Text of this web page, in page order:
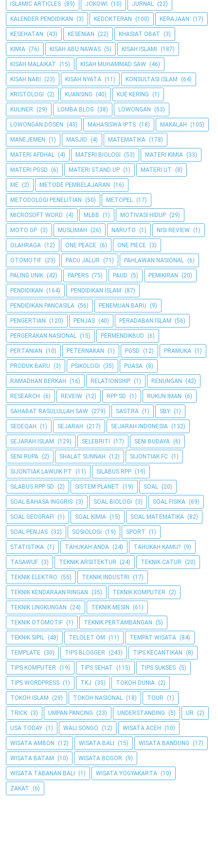
ISLAMIC ARTICLES (89) JOKOWI (10) JURNAL (22)
KALENDER PENDIDIKAN (3) KEDOKTERAN (100) KERAJAAN (17)
KESEHATAN (43) KESENIAN (22) KHASIAT OBAT (3)
KIMIA (76) KISAH ABU NAWAS (5) KISAH ISLAMI (187)
KISAH MALAIKAT (15) KISAH MUHAMMAD SAW (46)
KISAH NABI (23) KISAH NYATA (11) KONSULTASI ISLAM (64)
KRISTOLOGI (2) KUANSING (40) KUE KERING (1)
KULINER (29) LOMBA BLOG (38) LOWONGAN (53)
LOWONGAN DOSEN (43) MAHASISWA IPTS (18) MAKALAH (105)
MANEJEMEN (1) MASJID (4) MATEMATIKA (178)
MATERI AFDHAL (4) MATERI BIOLOGI (53) MATERI KIMIA (33)
MATERI PGSD (6) MATERI STAND UP (1) MATERI UT (8)
ME (2) METODE PEMBELAJARAN (16)
METODOLOGI PENELITIAN (50) METOPEL (17)
MICROSOFT WORD (4) MLBB (1) MOTIVASI HIDUP (29)
MOTO GP (3) MUSLIMAH (26) NARUTO (1) NISI REVIEW (1)
OLAHRAGA (12) ONE PEACE (6) ONE PIECE (3)
OTOMOTIF (23) PACU JALUR (71) PAHLAWAN NASIONAL (6)
PALING UNIK (42) PAPERS (75) PAUD (5) PEMIKIRAN (20)
PENDIDIKAN (164) PENDIDIKAN ISLAM (87)
PENDIDIKAN PANCASILA (56) PENEMUAN BARU (9)
PENGERTIAN (120) PENJAS (40) PERADABAN ISLAM (56)
PERGERAKAN NASIONAL (15) PERMENDIKBUD (6)
PERTANIAN (10) PETERNAKAN (1) PGSD (12) PRAMUKA (1)
PRODUK BARU (3) PSIKOLOGI (35) PUASA (8)
RAMADHAN BERKAH (16) RELATIONSHIP (1) RENUNGAN (42)
RESEARCH (6) REVEIW (12) RPP SD (1) RUKUN IMAN (6)
SAHABAT RASULULLAH SAW (279) SASTRA (1) SBY (1)
SEDEQAH (1) SEJARAH (217) SEJARAH INDONESIA (132)
SEJARAH ISLAM (129) SELEBRITI (17) SENI BUDAYA (6)
SENI RUPA (2) SHALAT SUNNAH (12) SIJONTIAK FC (1)
SIJONTIAK LAWUIK P.T (11) SILABUS RPP (19)
SILABUS RPP SD (2) SISTEM PLANET (19) SOAL (20)
SOAL BAHASA INGGRIS (3) SOAL BIOLOGI (3) SOAL FISIKA (69)
SOAL GEOGRAFI (1) SOAL KIMIA (15) SOAL MATEMATIKA (82)
SOAL PENJAS (32) SOSIOLOGI (19) SPORT (1)
STATISTIKA (1) TAHUKAH ANDA (24) TAHUKAH KAMU? (9)
TASAWUF (3) TEKNIK ARSITEKTUR (24) TEKNIK CATUR (20)
TEKNIK ELEKTRO (55) TEKNIK INDUSTRI (17)
TEKNIK KENDARAAN RINGAN (35) TEKNIK KOMPUTER (2)
TEKNIK LINGKUNGAN (24) TEKNIK MESIN (61)
TEKNIK OTOMOTIF (1) TEKNIK PERTAMBANGAN (5)
TEKNIK SIPIL (48) TELOLET OM (11) TEMPAT WISATA (84)
TEMPLATE (30) TIPS BLOGGER (243) TIPS KECANTIKAN (8)
TIPS KOMPUTER (19) TIPS SEHAT (115) TIPS SUKSES (5)
TIPS WORDPRESS (1) TKJ (35) TOKOH DUNIA (2)
TOKOH ISLAM (29) TOKOH NASIONAL (18) TOUR (1)
TRICK (3) UMPAN PANCING (23) UNDERSTANDING (5) UR (2)
USA TODAY (1) WALI SONGO (12) WISATA ACEH (10)
WISATA AMBON (12) WISATA BALI (15) WISATA BANDUNG (17)
WISATA BATAM (10) WISATA BOGOR (9)
WISATA TABANAN BALI (1) WISATA YOGYAKARTA (10)
ZAKAT (6)